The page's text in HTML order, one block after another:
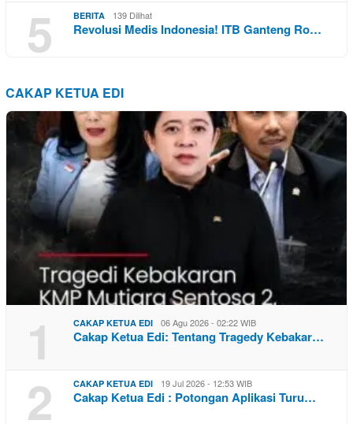
5
BERITA 139 Dilihat
Revolusi Medis Indonesia! ITB Ganteng Ro…
CAKAP KETUA EDI
1 CAKAP KETUA EDI 06 Agu 2026 - 02:22 WIB
Cakap Ketua Edi: Tentang Tragedy Kebakar…
2 CAKAP KETUA EDI 19 Jul 2026 - 12:53 WIB
Cakap Ketua Edi : Potongan Aplikasi Turu…